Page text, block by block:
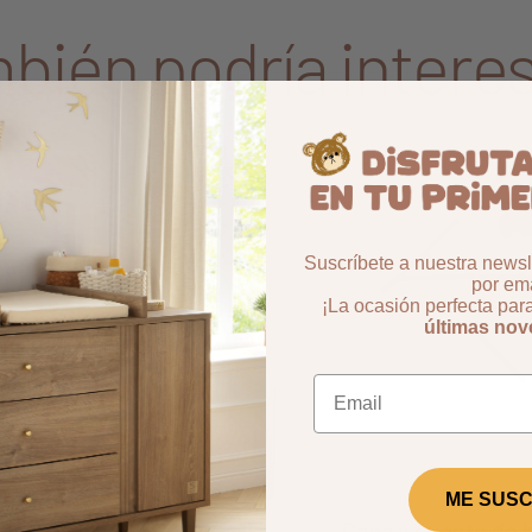
podría
Aggiungi ai preferiti
borrar favoritos -14%
Suscríbete a nuestra
por
¡La ocasión perfecta
últimas
ME